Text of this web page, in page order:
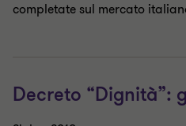
completate sul mercato
Decreto “Dignità”: